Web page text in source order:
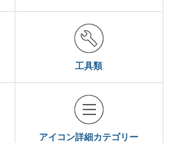
工具類
アイコン詳細カテゴリー